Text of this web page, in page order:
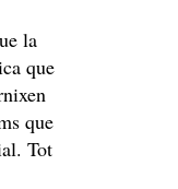
la
que
que
Tot